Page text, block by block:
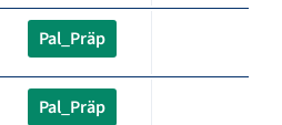
Pal_Präp
Pal_Präp